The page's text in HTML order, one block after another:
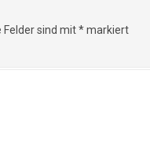
Felder sind mit*markiert